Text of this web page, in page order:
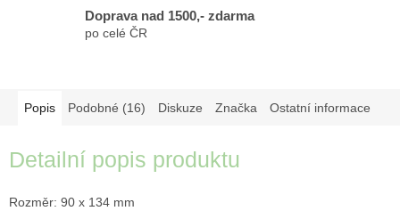
Doprava nad 1500,- zdarma
po celé ČR
Popis Podobné (16) Diskuze Značka Ostatní informace
Detailní popis produktu
Rozměr: 90 x 134 mm